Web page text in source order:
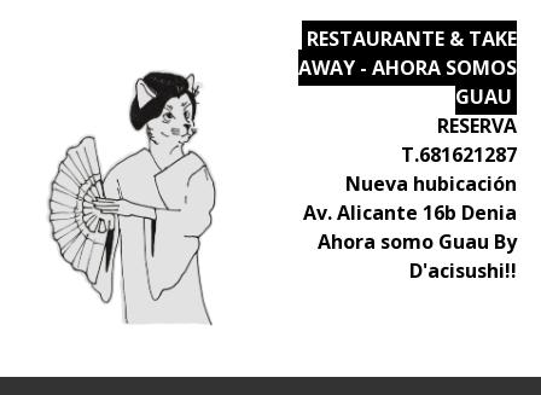
RESTAURANTE & TAKE
AWAY - AHORA SOMOS
GUAU
RESERVA
T.681621287
Nueva hubicación
Av. Alicante 16b Denia
Ahora somo Guau By
D'acisushi!!